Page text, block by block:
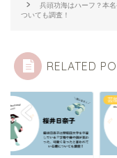
兵頭功海はハーフ？本
ついても調査！
RELATED
芸